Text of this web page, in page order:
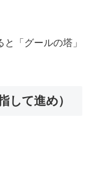
「グールの塔」
して進め）